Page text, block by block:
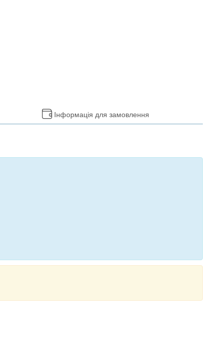
Інформація для замовлення